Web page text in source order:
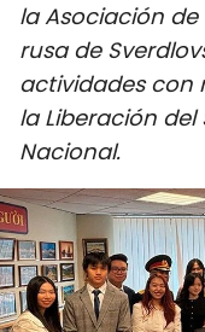
la Asociación
rusa de
actividades con
la Liberación del
Nacional.